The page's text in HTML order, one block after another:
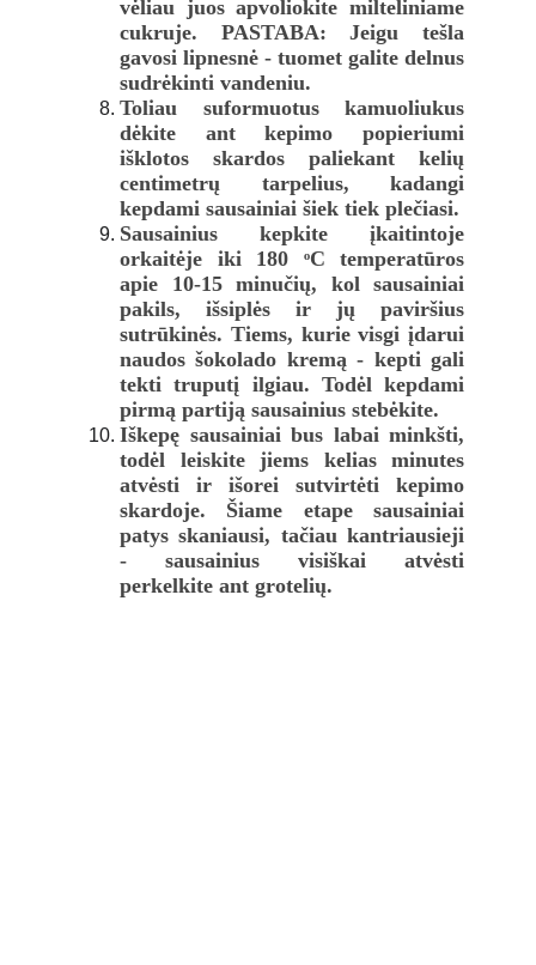
vėliau juos apvoliokite milteliniame
cukruje. PASTABA: Jeigu tešla
gavosi lipnesnė - tuomet galite delnus
sudrėkinti vandeniu.
Toliau suformuotus kamuoliukus
dėkite ant kepimo popieriumi
išklotos skardos paliekant kelių
centimetrų tarpelius, kadangi
kepdami sausainiai šiek tiek plečiasi.
Sausainius kepkite įkaitintoje
orkaitėje iki 180 ᵒC temperatūros
apie 10-15 minučių, kol sausainiai
pakils, išsiplės ir jų paviršius
sutrūkinės. Tiems, kurie visgi įdarui
naudos šokolado kremą - kepti gali
tekti truputį ilgiau. Todėl kepdami
pirmą partiją sausainius stebėkite.
Iškepę sausainiai bus labai minkšti,
todėl leiskite jiems kelias minutes
atvėsti ir išorei sutvirtėti kepimo
skardoje. Šiame etape sausainiai
patys skaniausi, tačiau kantriausieji
- sausainius visiškai atvėsti
perkelkite ant grotelių.